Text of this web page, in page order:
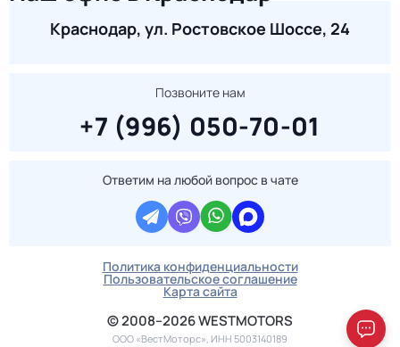
Краснодар, ул. Ростовское Шоссе, 24
Позвоните нам
+7 (996) 050-70-01
Ответим на любой вопрос в чате
Политика конфиденциальности
Пользовательское соглашение
Карта сайта
© 2008–2026 WESTMOTORS
ООО «ВестМоторс», ИНН 5003140189